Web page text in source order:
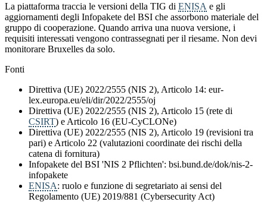
La piattaforma traccia le versioni della TIG di ENISA e gli
aggiornamenti degli Infopakete del BSI che assorbono materiale del
gruppo di cooperazione. Quando arriva una nuova versione, i
requisiti interessati vengono contrassegnati per il riesame. Non devi
monitorare Bruxelles da solo.
Fonti
Direttiva (UE) 2022/2555 (NIS 2), Articolo 14: eur-
lex.europa.eu/eli/dir/2022/2555/oj
Direttiva (UE) 2022/2555 (NIS 2), Articolo 15 (rete di
CSIRT) e Articolo 16 (EU-CyCLONe)
Direttiva (UE) 2022/2555 (NIS 2), Articolo 19 (revisioni tra
pari) e Articolo 22 (valutazioni coordinate dei rischi della
catena di fornitura)
Infopakete del BSI 'NIS 2 Pflichten': bsi.bund.de/dok/nis-2-
infopakete
ENISA: ruolo e funzione di segretariato ai sensi del
Regolamento (UE) 2019/881 (Cybersecurity Act)